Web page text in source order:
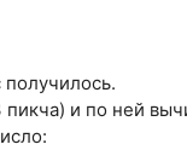
получилось.
и по ней